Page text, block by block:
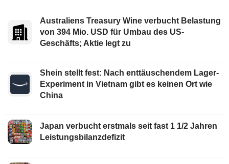
Australiens Treasury Wine verbucht Belastung
von 394 Mio. USD für Umbau des US-
Geschäfts; Aktie legt zu
Shein stellt fest: Nach enttäuschendem Lager-
Experiment in Vietnam gibt es keinen Ort wie
China
Japan verbucht erstmals seit fast 1 1/2 Jahren
Leistungsbilanzdefizit